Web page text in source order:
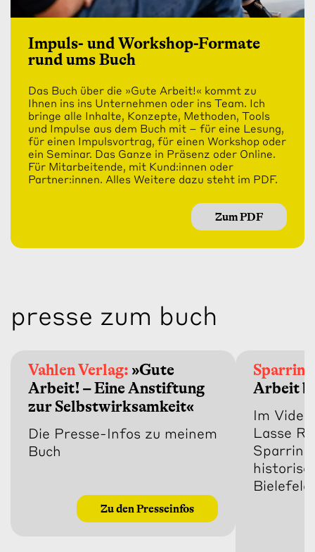
Impuls- und Workshop-Formate
rund ums Buch
Das Buch über die »Gute Arbeit!« kommt zu
Ihnen ins ins Unternehmen oder ins Team. Ich
bringe alle Inhalte, Konzepte, Methoden, Tools
und Impulse aus dem Buch mit – für eine Lesung,
für einen Impulsvortrag, für einen Workshop oder
ein Seminar. Das Ganze in Präsenz oder Online.
Für Mitarbeitende, mit Kund:innen oder
Partner:innen. Alles Weitere dazu steht im PDF.
Zum PDF
presse zum buch
Vahlen Verlag: »Gute
Arbeit! – Eine Anstiftung
zur Selbstwirksamkeit«
Die Presse-Infos zu meinem
Buch
Zu den Presseinfos
Arbeit
Im
Lasse
Bielefeld